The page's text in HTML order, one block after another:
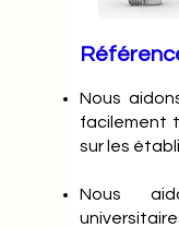
Nous
facilement
sur les
Nous